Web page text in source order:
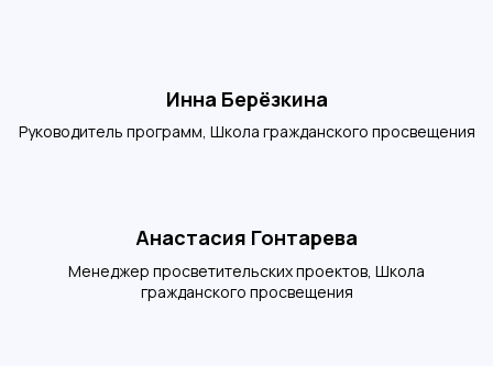
Инна Берёзкина
Руководитель программ, Школа гражданского просвещения
Анастасия Гонтарева
Менеджер просветительских проектов, Школа
гражданского просвещения